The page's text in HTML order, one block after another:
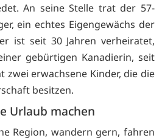
An seine Stelle trat der 57-
ein echtes Eigengewächs der
ist seit 30 Jahren verheiratet,
gebürtigen Kanadierin, seit
zwei erwachsene Kinder, die die
besitzen.
Urlaub machen
Region, wandern gern, fahren